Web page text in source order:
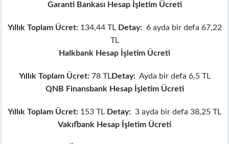
Panel
panel
Garanti Bankası Hesap İşletim Ücreti
Yıllık Toplam Ücret:134,44 TL Detay:6 ayda bir defa 67,22
TL
Halkbank Hesap İşletim Ücreti
Yıllık Toplam Ücret:78 TLDetay:Ayda bir defa 6,5 TL
QNB Finansbank Hesap İşletim Ücreti
Yıllık Toplam Ücret: 153 TL Detay: 3 ayda bir defa 38,25 TL
Vakıfbank Hesap İşletim Ücreti